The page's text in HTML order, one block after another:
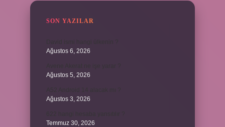
SON YAZILAR
Ağustos 6, 2026
Ağustos 5, 2026
Ağustos 3, 2026
Temmuz 30, 2026